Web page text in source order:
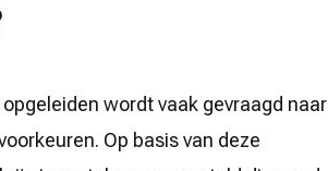
wordt vaak gevraagd naar
Op basis van deze